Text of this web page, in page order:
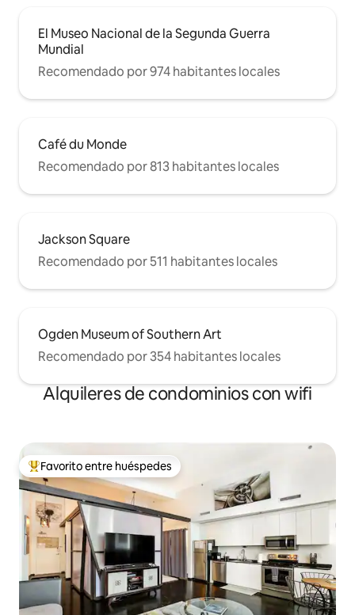
El Museo Nacional de la Segunda Guerra
Mundial
Recomendado por 974 habitantes locales
Café du Monde
Recomendado por 813 habitantes locales
Jackson Square
Recomendado por 511 habitantes locales
Ogden Museum of Southern Art
Recomendado por 354 habitantes locales
Alquileres de condominios con wifi
De los mejores en Favorito entre huéspedes
Favorito entre huéspedes